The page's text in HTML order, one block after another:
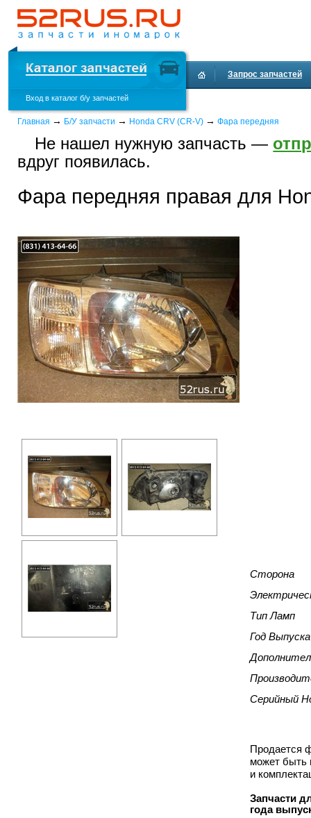
Вход в каталог б/у запчастей
Запрос запчастей
Главная → Б/У запчасти → Honda CRV (CR-V) → Фара передняя
Не нашел нужную запчасть —
вдруг появилась.
Фара передняя правая для
Сторона
Тип Ламп
Год Выпуска
Серийный
Продается
может быть
и
Запчасти
года